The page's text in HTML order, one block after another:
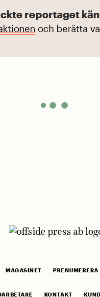
reportaget
och berätta
MAGASINET PRENUMERERA
KONTAKT